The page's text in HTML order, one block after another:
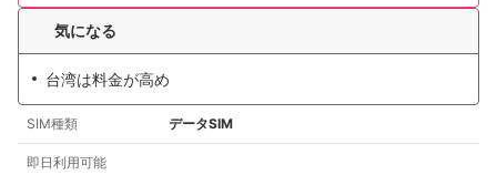
気になる
台湾は料金が高め
SIM種類 データSIM
即日利用可能